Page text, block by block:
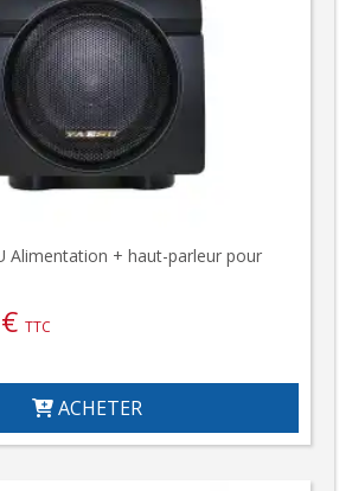
Alimentation + haut-parleur pour
€ TTC
ACHETER